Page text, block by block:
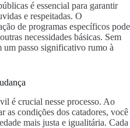
é essencial para garantir
e respeitadas. O
de programas específicos pode
necessidades básicas. Sem
um passo significativo rumo à
é crucial nesse processo. Ao
as condições dos catadores, você
mais justa e igualitária. Cada